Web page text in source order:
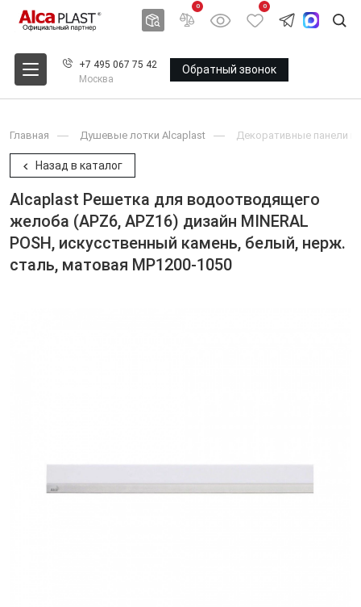
0 0
+7 495 067 75 42
Москва
Обратный звонок
Главная Душевые лотки Alcaplast Декоративные панели и
Назад в каталог
Alcaplast Решетка для водоотводящего
желоба (APZ6, APZ16) дизайн MINERAL
POSH, искусственный камень, белый, нерж.
сталь, матовая MP1200-1050